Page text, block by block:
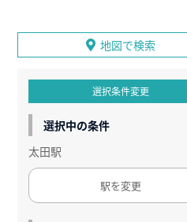
地図で検索
選択条件変更
選択中の条件
太田駅
駅を変更